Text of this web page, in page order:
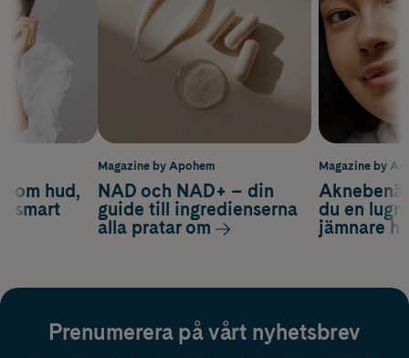
Magazine by
du en
jämnare
om hud,
smart
Magazine by Apohem
NAD och NAD+ – din
guide till ingredienserna
alla pratar om
Prenumerera på vårt nyhetsbrev